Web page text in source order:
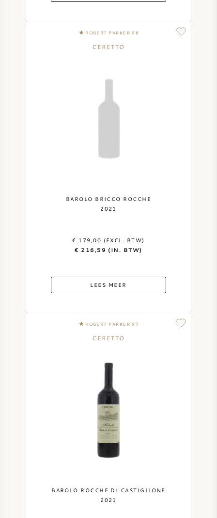
ROBERT PARKER 98
CERETTO
BAROLO BRICCO ROCCHE
2021
€ 179,00 (EXCL. BTW)
€ 216,59 (IN. BTW)
LEES MEER
ROBERT PARKER 97
CERETTO
BAROLO ROCCHE DI CASTIGLIONE
2021